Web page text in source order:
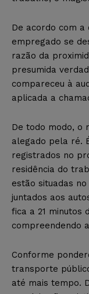
De acordo com
empregado se
razão da
presumida
compareceu à
aplicada a
De todo modo, o
alegado pela ré.
registrados no
residência do
estão situadas
juntados aos
fica a 21 minutos
compreendendo
Conforme
transporte
até mais tempo.